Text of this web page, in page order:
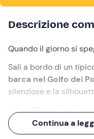
Descrizione
Quando il giorno si
Sali a bordo di un
barca nel Golfo dei
silenziose e la
L' aperitivo a bordo
di poesia... Perché a
Continua a